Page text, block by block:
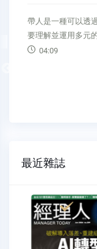
市場環境充滿不確
BCG發現專注核心
最近雜誌